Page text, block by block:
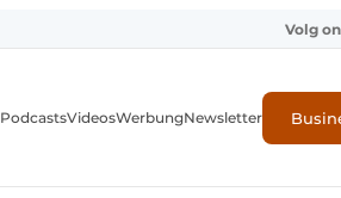
Volg
PodcastsVideosWerbungNewsletter